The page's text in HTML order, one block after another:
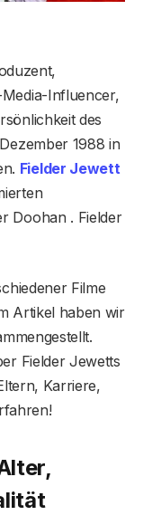
Influencer,
des
1988 in
Fielder Jewett
Doohan . Fielder
Filme
Artikel haben wir
Fielder Jewetts
Karriere,